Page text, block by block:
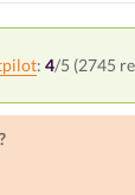
: 4/5 (2745